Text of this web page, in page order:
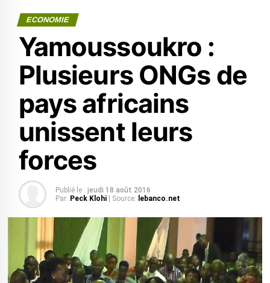
ECONOMIE
Yamoussoukro :
Plusieurs ONGs de
pays africains
unissent leurs
forces
Publié le : jeudi 18 août 2016
Par: Peck Klohi | Source: lebanco.net